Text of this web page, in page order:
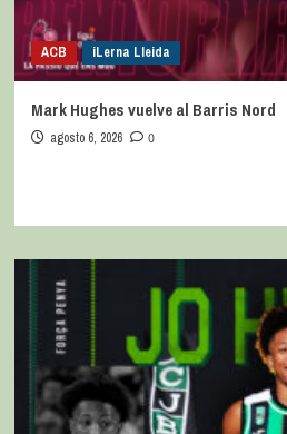
ACB iLerna Lleida
Mark Hughes vuelve al Barris Nord
agosto 6, 2026 0